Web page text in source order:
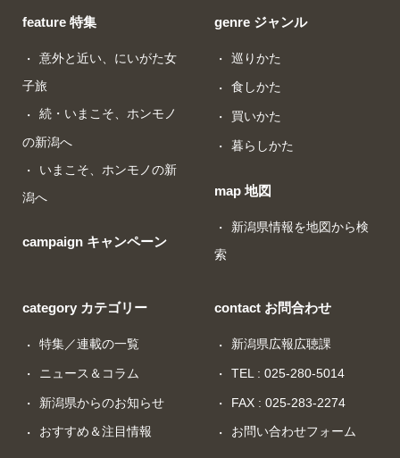
feature 特集
意外と近い、にいがた女
子旅
続・いまこそ、ホンモノ
の新潟へ
いまこそ、ホンモノの新
潟へ
campaign キャンペーン
genre ジャンル
巡りかた
食しかた
買いかた
暮らしかた
map 地図
新潟県情報を地図から検
索
category カテゴリー
特集／連載の一覧
ニュース＆コラム
新潟県からのお知らせ
おすすめ＆注目情報
contact お問合わせ
新潟県広報広聴課
TEL : 025-280-5014
FAX : 025-283-2274
お問い合わせフォーム